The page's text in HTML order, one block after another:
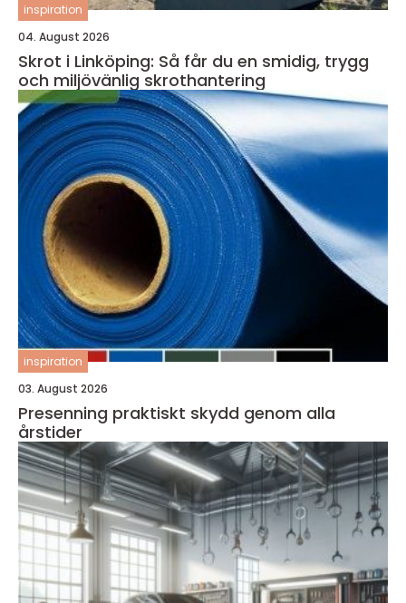
inspiration
04. August 2026
Skrot i Linköping: Så får du en smidig, trygg
och miljövänlig skrothantering
inspiration
03. August 2026
Presenning praktiskt skydd genom alla
årstider